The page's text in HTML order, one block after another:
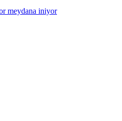
meydana iniyor